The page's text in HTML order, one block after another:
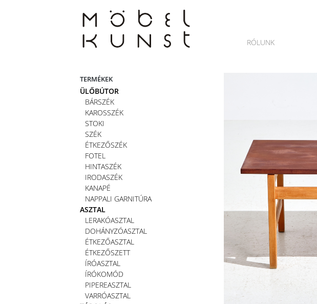
RÓLUNK
TERMÉKEK
ÜLŐBÚTOR
BÁRSZÉK
KAROSSZÉK
STOKI
SZÉK
ÉTKEZŐSZÉK
FOTEL
HINTASZÉK
IRODASZÉK
KANAPÉ
NAPPALI GARNITÚRA
ASZTAL
LERAKÓASZTAL
DOHÁNYZÓASZTAL
ÉTKEZŐASZTAL
ÉTKEZŐSZETT
ÍRÓASZTAL
ÍRÓKOMÓD
PIPEREASZTAL
VARRÓASZTAL